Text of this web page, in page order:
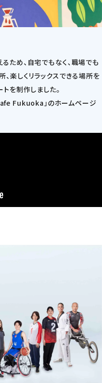
ため、自宅でもなく、職場でも
楽しくリラックスできる場所を
を制作しました。
Fukuoka」のホームページ